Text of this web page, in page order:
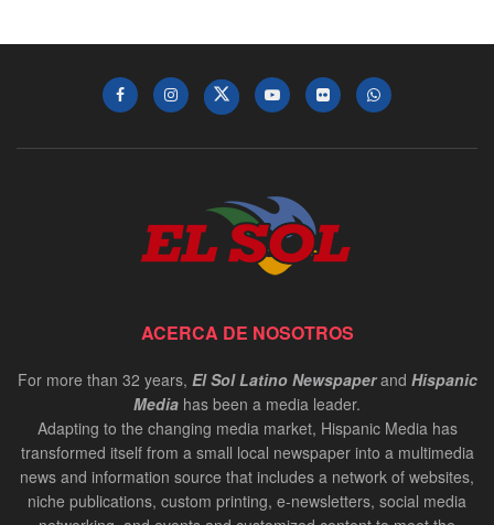
ACERCA DE NOSOTROS
For more than 32 years, El Sol Latino Newspaperand Hispanic
Media has been a media leader.
Adapting to the changing media market, Hispanic Media has
transformed itself from a small local newspaper into a multimedia
news and information source that includes a network of websites,
niche publications, custom printing, e-newsletters, social media